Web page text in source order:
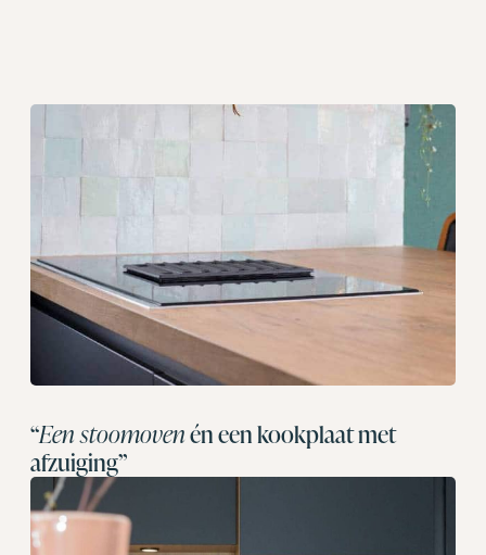
“Een stoomovenén een kookplaat met
afzuiging”